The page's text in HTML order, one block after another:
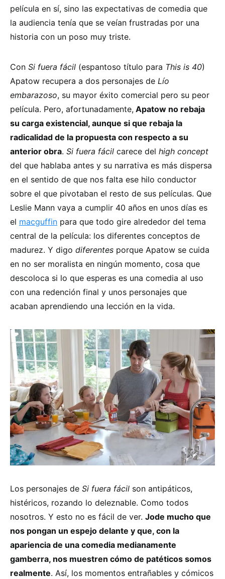
película en sí, sino las expectativas de comedia que
la audiencia tenía que se veían frustradas por una
historia con un poso muy triste.
Con Si fuera fácil (espantoso título para This is 40)
Apatow recupera a dos personajes de Lío
embarazoso, su mayor éxito comercial pero su peor
película. Pero, afortunadamente, Apatow no rebaja
su carga existencial, aunque si que rebaja la
radicalidad de la propuesta con respecto a su
anterior obra. Si fuera fácil carece del high concept
del que hablaba antes y su narrativa es más dispersa
en el sentido de que nos falta ese hilo conductor
sobre el que pivotaban el resto de sus películas. Que
Leslie Mann vaya a cumplir 40 años en unos días es
el macguffin para que todo gire alrededor del tema
central de la película: los diferentes conceptos de
madurez. Y digo diferentes porque Apatow se cuida
en no ser moralista en ningún momento, cosa que
descoloca si lo que esperas es una comedia al uso
con una redención final y unos personajes que
acaban aprendiendo una lección en la vida.
Los personajes de Si fuera fácil son antipáticos,
histéricos, rozando lo deleznable. Como todos
nosotros. Y esto no es fácil de ver. Jode mucho que
nos pongan un espejo delante y que, con la
apariencia de una comedia medianamente
gamberra, nos muestren cómo de patéticos somos
realmente. Así, los momentos entrañables y cómicos